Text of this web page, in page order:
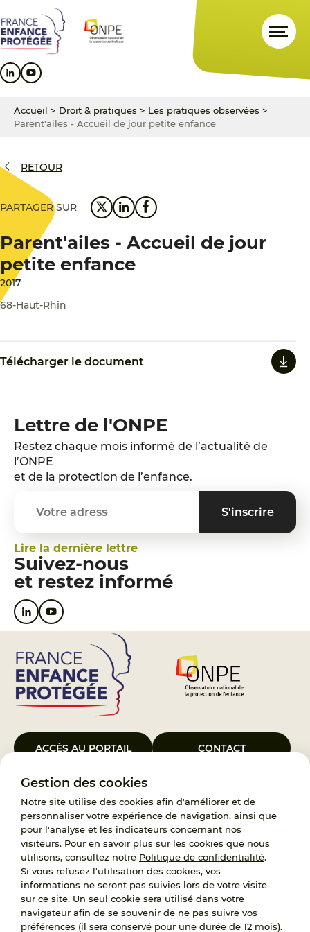
Gestion des cookies
Notre site utilise des cookies afin d'améliorer et de
personnaliser votre expérience de navigation, ainsi que
pour l'analyse et les indicateurs concernant nos
visiteurs. Pour en savoir plus sur les cookies que nous
utilisons, consultez notre Politique de confidentialité.
Si vous refusez l'utilisation des cookies, vos
informations ne seront pas suivies lors de votre visite
sur ce site. Un seul cookie sera utilisé dans votre
navigateur afin de se souvenir de ne pas suivre vos
préférences (il sera conservé pour une durée de 12 mois).
au
contenu
principal
au
menu
principal
au
pied
de
Accueil > Droit & pratiques > Les pratiques observées >
Parent'ailes - Accueil de jour petite enfance
RETOUR
PARTAGER SUR
Parent'ailes - Accueil de jour
petite enfance
2017
68-Haut-Rhin
Télécharger le document
Lettre de l'ONPE
Restez chaque mois informé de l’actualité de
l’ONPE
et de la protection de l’enfance.
Lire la dernière lettre
Suivez-nous
et restez informé
ACCÈS AU PORTAIL CONTACT
Le Groupement d’Intérêt Public France Enfance Protégée, créé le 5
janvier 2023, a pour objet d’assurer les missions de service public du
119, d’accompagnement des adoptants et de traitement des
demandes d’accès aux origines personnelles. France Enfance
Protégée est également un observatoire et une ressource pour
l’ensemble des professionnels, ainsi qu’un appui à l’élaboration de la
politique publique à travers le soutien à l’activité des conseils
nationaux.
RECRUTEMENT